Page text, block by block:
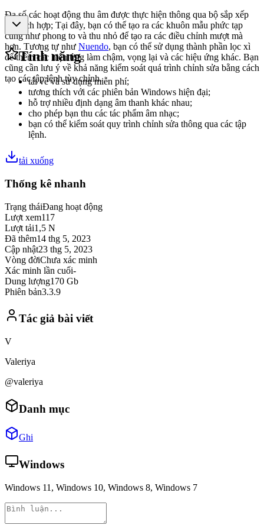
Đa số các hoạt động thu âm được thực hiện thông qua bộ sắp xếp
dãy tích hợp; Tại đây, bạn có thể tạo ra các khuôn mẫu phức tạp
cũng như phong to và thu nhỏ để tạo ra các điều chỉnh mượt mà
hơn. Tương tự như Nuendo, bạn có thể sử dụng thành phần lọc xì
để thêm các hiệu ứng làm chậm, vọng lại và các hiệu ứng khác. Bạn
cũng cần lưu ý về khả năng kiểm soát quá trình chỉnh sửa bằng cách
tạo các tập lệnh tùy chỉnh.
Tính năng
tải về và sử dụng miễn phí;
tương thích với các phiên bản Windows hiện đại;
hỗ trợ nhiều định dạng âm thanh khác nhau;
cho phép bạn thu các tác phẩm âm nhạc;
bạn có thể kiểm soát quy trình chỉnh sửa thông qua các tập
lệnh.
tải xuống
Thống kê nhanh
Trạng tháiĐang hoạt động
Lượt xem117
Lượt tải1,5 N
Đã thêm14 thg 5, 2023
Cập nhật23 thg 5, 2023
Vòng đờiChưa xác minh
Xác minh lần cuối-
Dung lượng170 Gb
Phiên bản3.3.9
Tác giả bài viết
V
Valeriya
@valeriya
Danh mục
Ghi
Windows
Windows 11, Windows 10, Windows 8, Windows 7